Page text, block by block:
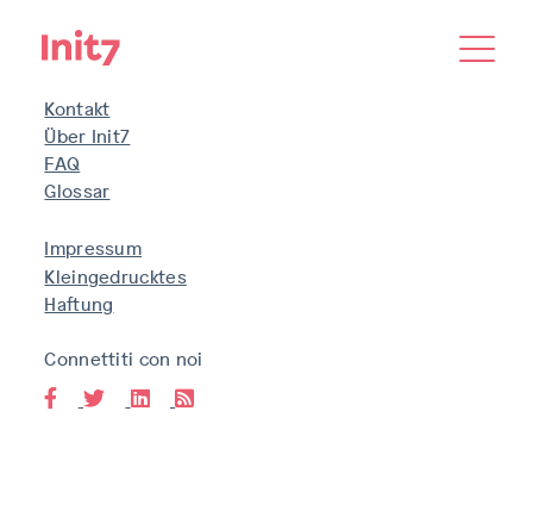
Kontakt
Über Init7
FAQ
Glossar
Impressum
Kleingedrucktes
Haftung
Connettiti con noi